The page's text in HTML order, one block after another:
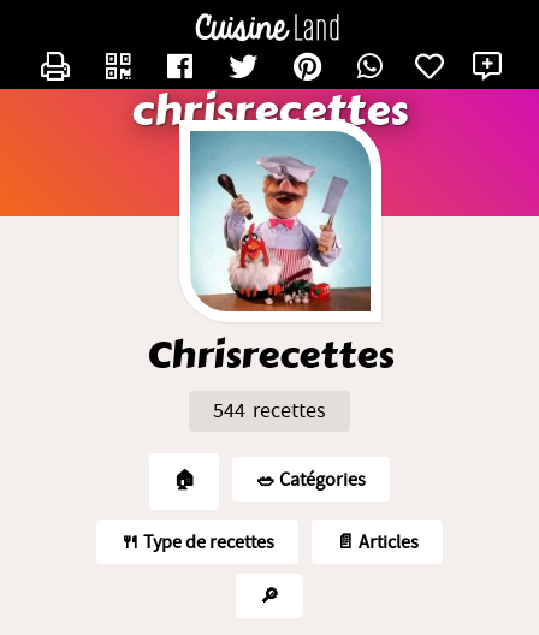
chrisrecettes
Chrisrecettes
544 recettes
🏠 🥗️ Catégories
🍴 Type de recettes 📄 Articles
🔎
CONTACTER CHRISRECETTES